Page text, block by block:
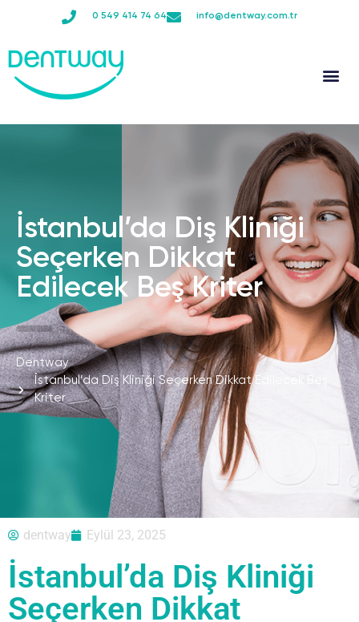
0 549 414 74 64 info@dentway.com.tr
İstanbul’da Diş Kliniği
Seçerken Dikkat
Edilecek Beş Kriter
Dentway
İstanbul’da Diş Kliniği Seçerken Dikkat Edilecek Beş
Kriter
dentway Eylül 23, 2025
İstanbul’da Diş Kliniği
Seçerken Dikkat